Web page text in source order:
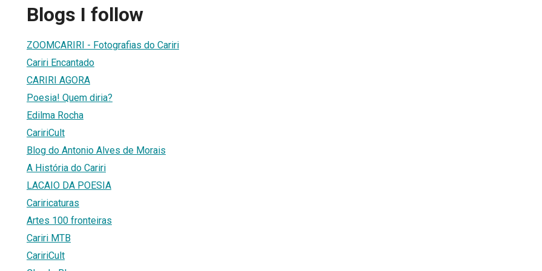
Blogs I follow
ZOOMCARIRI - Fotografias do Cariri
Cariri Encantado
CARIRI AGORA
Poesia! Quem diria?
Edilma Rocha
CaririCult
Blog do Antonio Alves de Morais
A História do Cariri
LACAIO DA POESIA
Cariricaturas
Artes 100 fronteiras
Cariri MTB
CaririCult